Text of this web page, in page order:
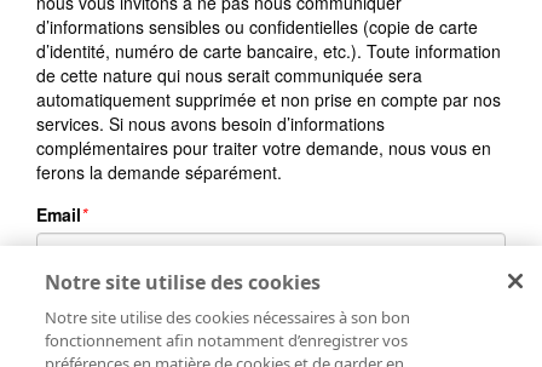
Notre site utilise des cookies
Notre site utilise des cookies nécessaires à son bon
fonctionnement afin notamment d’enregistrer vos